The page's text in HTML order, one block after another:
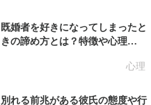
心理
既婚者を好きになってしまったと
きの諦め方とは？特徴や心理…
別れる前兆がある彼氏の態度や行